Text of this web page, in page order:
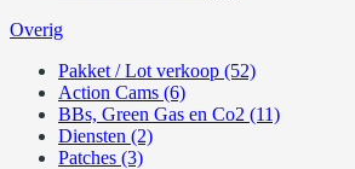
Overig
Pakket / Lot verkoop (52)
Action Cams (6)
BBs, Green Gas en Co2 (11)
Diensten (2)
Patches (3)